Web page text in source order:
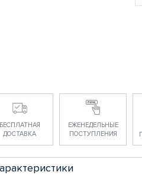
БЕСПЛАТНАЯ
ДОСТАВКА
ЕЖЕНЕДЕЛЬНЫЕ
ПОСТУПЛЕНИЯ